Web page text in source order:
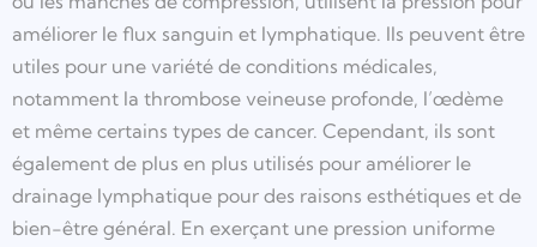
améliorer le flux sanguin et lymphatique. Ils peuvent être
utiles pour une variété de conditions médicales,
notamment la thrombose veineuse profonde, l’œdème
et même certains types de cancer. Cependant, ils sont
également de plus en plus utilisés pour améliorer le
drainage lymphatique pour des raisons esthétiques et de
bien-être général. En exerçant une pression uniforme